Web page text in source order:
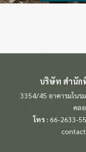
บริษัท สำนัก
3354/45 อาคารมโนร
คล
โทร : 66-2633-